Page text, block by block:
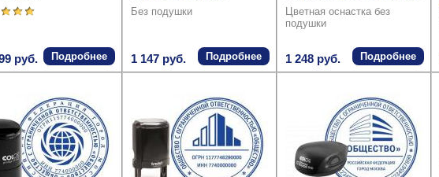
руб. Подробнее
Без подушки
1 147 руб. Подробнее
Цветная оснастка без
подушки
1 248 руб. Подробнее